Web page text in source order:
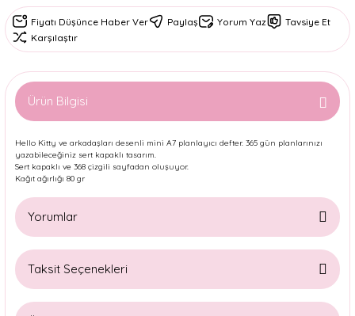
Fiyatı Düşünce Haber Ver Paylaş Yorum Yaz
Tavsiye Et
Karşılaştır
Ürün Bilgisi
Hello Kitty ve arkadaşları desenli mini A7 planlayıcı defter. 365 gün planlarınızı
yazabileceğiniz sert kapaklı tasarım.
Sert kapaklı ve 368 çizgili sayfadan oluşuyor.
Kağıt ağırlığı 80 gr
Yorumlar
Taksit Seçenekleri